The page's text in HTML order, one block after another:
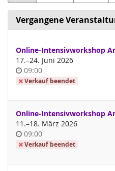
Vergangene
Online-Intensivworkshop
17.–bis
24. Juni 2026
Uhrzeit
09:00
Verkauf beendet
Online-Intensivworkshop
11.–bis
18. März 2026
Uhrzeit
09:00
Verkauf beendet